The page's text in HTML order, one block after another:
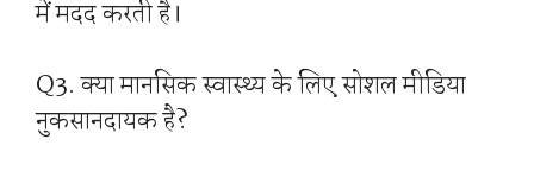
में मदद करती है।
Q3. क्या मानसिक स्वास्थ्य के लिए सोशल मीडिया
नुकसानदायक है?